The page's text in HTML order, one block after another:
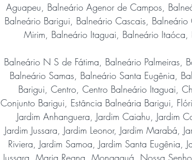
Aguapeu, Balneário Agenor de Campos,
Balneário Barigui, Balneário Cascais,
Mirim, Balneário Itaguai, Balneário Itaóca,
Balneário N S de Fátima, Balneário Palmeiras,
Balneário Samas, Balneário Santa Eugênia,
Barigui, Centro, Centro Balneário Itaguai,
Conjunto Barigui, Estância Balneária Barigui,
Jardim Anhanguera, Jardim Caiahu, Jardim
Jardim Jussara, Jardim Leonor, Jardim Marabá,
Riviera, Jardim Samoa, Jardim Santa Eugênia,
Jussara, Maria Regna, Mongaguá, Nossa